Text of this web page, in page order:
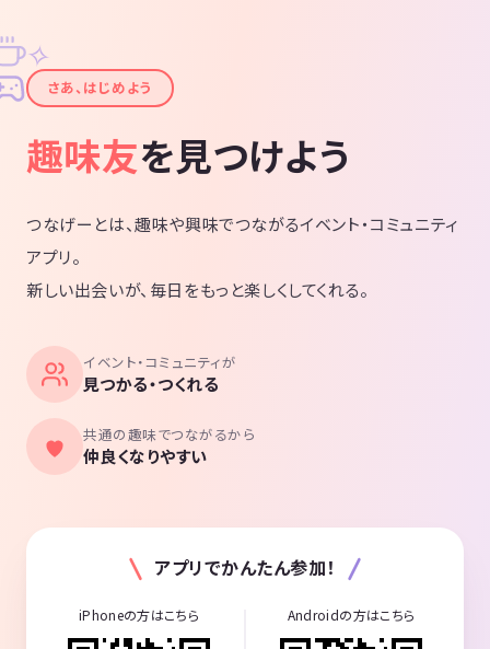
✦
✧
さあ、はじめよう
趣味友を見つけよう
つなげーとは、趣味や興味でつながるイベント・コミュニティ
アプリ。
新しい出会いが、毎日をもっと楽しくしてくれる。
イベント・コミュニティが
見つかる・つくれる
共通の趣味でつながるから
仲良くなりやすい
アプリでかんたん参加！
iPhoneの方はこちら Androidの方はこちら